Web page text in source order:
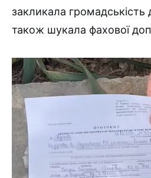
закликала громадськість
також шукала фахової